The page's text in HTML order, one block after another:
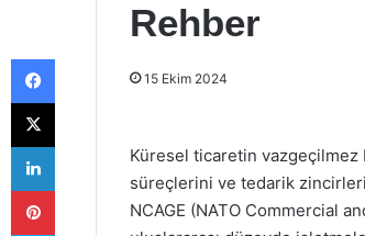
Rehber
15 Ekim 2024
Küresel ticaretin vazgeçilmez
süreçlerini ve tedarik
NCAGE (NATO Commercial
Facebook
X
LinkedIn
Pinterest